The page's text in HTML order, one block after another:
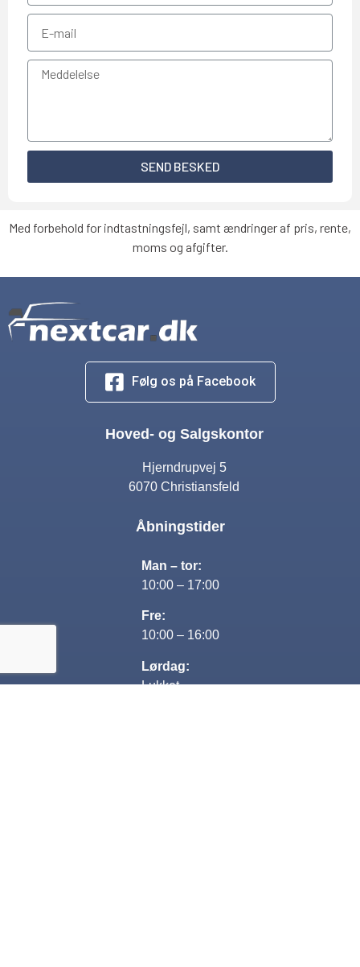
SEND BESKED
Med forbehold for indtastningsfejl, samt ændringer af pris, rente,
moms og afgifter.
Følg os på Facebook
Hoved- og Salgskontor
Hjerndrupvej 5
6070 Christiansfeld
Åbningstider
Man – tor:
10:00 – 17:00
Fre:
10:00 – 16:00
Lørdag:
Lukket